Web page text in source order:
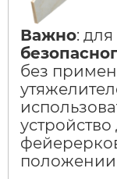
Важно: для
без
положении